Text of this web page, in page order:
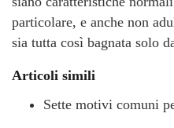
particolare, e anche non
sia tutta così bagnata solo
Articoli simili
Sette motivi comuni